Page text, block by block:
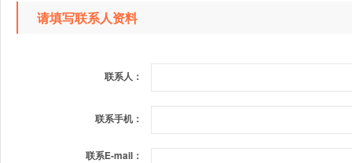
请填写联系人资料
联系人：
联系手机：
联系E-mail：